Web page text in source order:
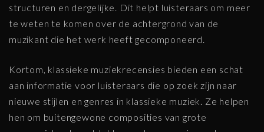
structuren en dergelijke. Dit helpt luisteraars om meer
te weten te komen over de achtergrond van de
muzikant die het werk heeft gecomponeerd.
Kortom, klassieke muziekrecensies bieden een schat
aan informatie voor luisteraars die op zoek zijn naar
nieuwe stijlen en genres in klassieke muziek. Ze helpen
hen om buitengewone composities van grote